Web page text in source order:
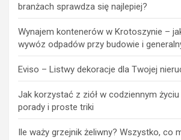
branżach sprawdza się najlepiej?
Wynajem kontenerów w Krotoszynie –
wywóz odpadów przy budowie i
Eviso – Listwy dekoracje dla Twojej
Jak korzystać z ziół w codziennym
porady i proste triki
Ile waży grzejnik żeliwny? Wszystko, co